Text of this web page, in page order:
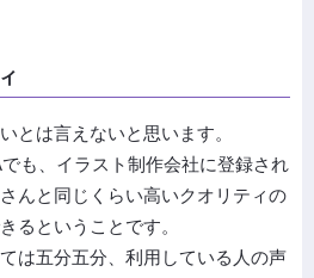
とは言えないと思います。
も、イラスト制作会社に登録され
んと同じくらい高いクオリティの
るということです。
は五分五分、利用している人の声